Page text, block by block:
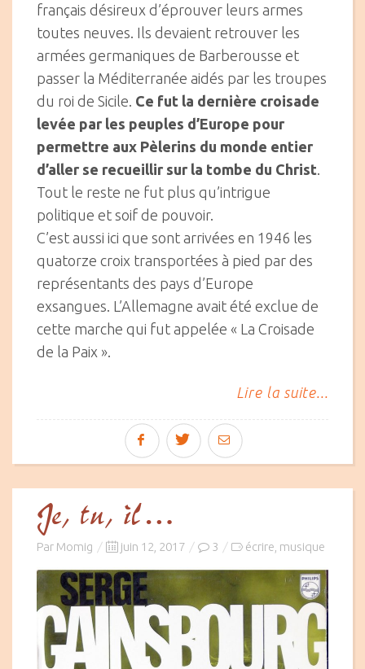
français désireux d’éprouver leurs armes
toutes neuves. Ils devaient retrouver les
armées germaniques de Barberousse et
passer la Méditerranée aidés par les troupes
du roi de Sicile. Ce fut la dernière croisade
levée par les peuples d’Europe pour
permettre aux Pèlerins du monde entier
d’aller se recueillir sur la tombe du Christ
Tout le reste ne fut plus qu’intrigue
politique et soif de pouvoir.
C’est aussi ici que sont arrivées en 1946 les
quatorze croix transportées à pied par des
représentants des pays d’Europe
exsangues. L’Allemagne avait été exclue de
cette marche qui fut appelée « La Croisade
de la Paix ».
Lire la suite...
Je, tu, il…
Par Momig
Posted
juin 12, 2017 3 écrire musique